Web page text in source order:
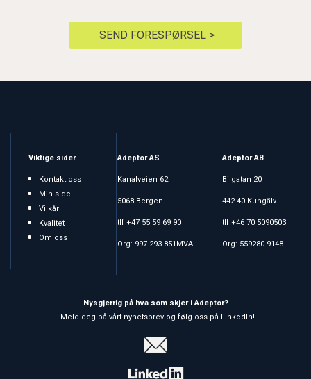
SEND FORESPØRSEL >
Viktige sider
Kontakt oss
Min side
Vilkår
Kvalitet
Om oss
Adeptor AS
Kanalveien 62
5068 Bergen
tlf +47 55 59 69 90
Org: 997 293 851MVA
Adeptor AB
Bilgatan 20
442 40 Kungälv
tlf +46 70 5090503
Org: 559280-9148
Nysgjerrig på hva som skjer i Adeptor?
- Meld deg på vårt nyhetsbrev og følg oss på LinkedIn!